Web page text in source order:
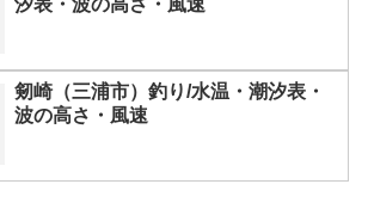
汐表・波の高さ・風速
剱崎（三浦市）釣り/水温・潮汐表・
波の高さ・風速